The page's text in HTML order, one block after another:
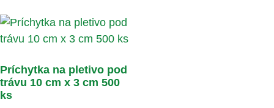
Príchytka na pletivo pod
trávu 10 cm x 3 cm 500
ks